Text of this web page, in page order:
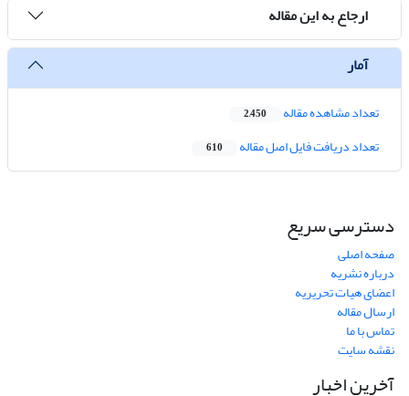
ارجاع به این مقاله
آمار
تعداد مشاهده مقاله 2,450
تعداد دریافت فایل اصل مقاله 610
دسترسی سریع
صفحه اصلی
درباره نشریه
اعضای هیات تحریریه
ارسال مقاله
تماس با ما
نقشه سایت
آخرین اخبار